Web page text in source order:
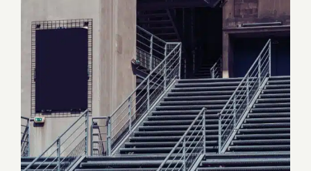
Onde realizar projeto de escada e
corrimão